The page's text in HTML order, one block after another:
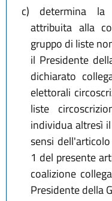
c) determina la
attribuita alla
gruppo di liste
il Presidente
dichiarato
elettorali
liste
individua altresì
sensi
1 del presente
coalizione
Presidente della